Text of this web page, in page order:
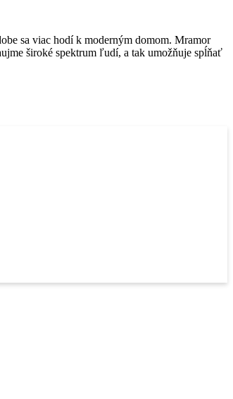
sa viac hodí k moderným domom. Mramor
široké spektrum ľudí, a tak umožňuje spĺňať